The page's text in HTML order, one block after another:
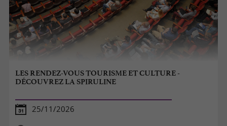
LES RENDEZ-VOUS TOURISME ET CULTURE -
DÉCOUVREZ LA SPIRULINE
25/11/2026